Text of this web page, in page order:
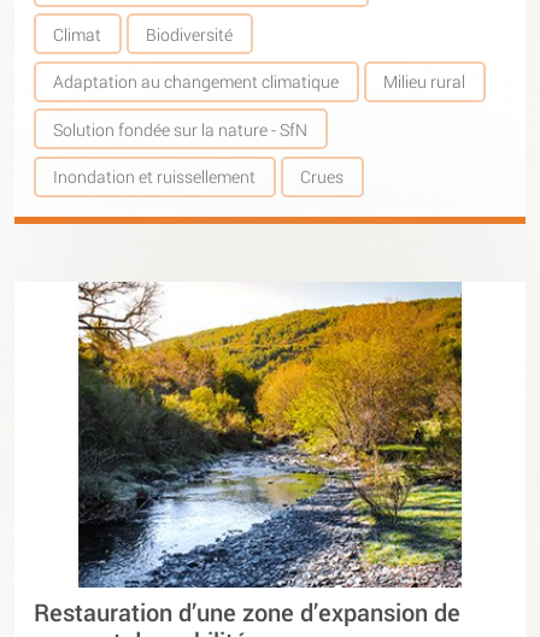
Climat Biodiversité
Adaptation au changement climatique Milieu rural
Solution fondée sur la nature - SfN
Inondation et ruissellement Crues
Restauration d’une zone d’expansion de